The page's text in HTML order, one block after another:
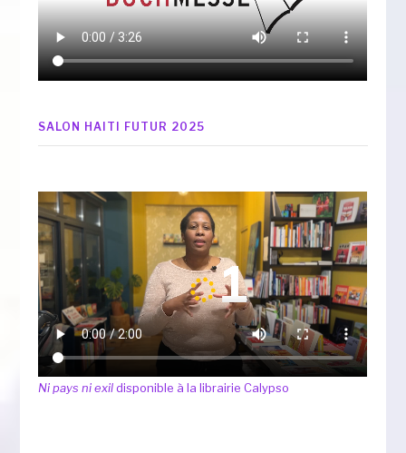
SALON HAITI FUTUR 2025
Ni pays ni exildisponible à la librairie Calypso